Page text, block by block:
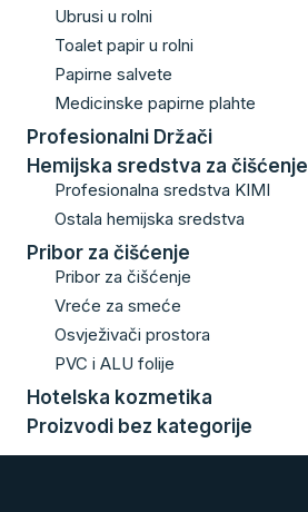
Ubrusi u rolni
Toalet papir u rolni
Papirne salvete
Medicinske papirne plahte
Profesionalni Držači
Hemijska sredstva za čišćenje
Profesionalna sredstva KIMI
Ostala hemijska sredstva
Pribor za čišćenje
Pribor za čišćenje
Vreće za smeće
Osvježivači prostora
PVC i ALU folije
Hotelska kozmetika
Proizvodi bez kategorije